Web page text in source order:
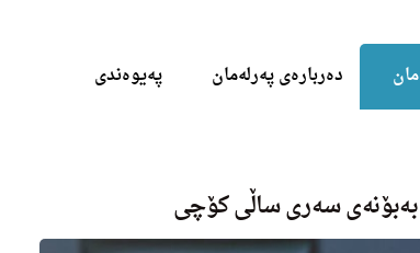
دەربارەی پەرلەمان پەیوەندی
بەبۆنەی سەری ساڵی کۆچی